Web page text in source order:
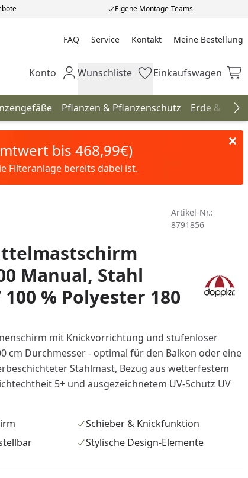
Eigene Montage-Teams
FAQ Service Kontakt Meine Bestellung
Meine Bestellung
Mein Konto
Konto Wunschliste
Wunschliste Einkaufswagen
Einkaufswagen
Pflanzen & Pflanzenschutz Erde &
bis 468,99€)
Filteranlage bereits dabei ist.
Artikel-Nr.:
8791856
Manual, Stahl
% Polyester 180
mit Knickvorrichtung und stufenloser
cm Durchmesser - optimal für den Balkon oder eine
Stahlmast, Bezug aus wetterfestem
5+ und ausgezeichnetem UV-Schutz UV
Schieber & Knickfunktion
Stylische Design-Elemente